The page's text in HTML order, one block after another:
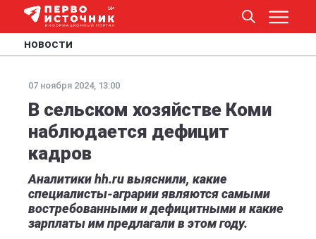
НОВОСТИ
07 ноября 2024, 13:00
В сельском хозяйстве Коми
наблюдается дефицит
кадров
Аналитики hh.ru выяснили, какие
специалисты-аграрии являются самыми
востребованными и дефицитными и какие
зарплаты им предлагали в этом году.